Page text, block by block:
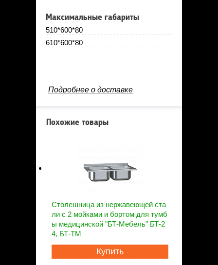
Максимальные габариты
510*600*80
610*600*80
Подробнее о доставке
Похожие товары
Столешница из нержавеющей ста
ли с 2 мойками и бортом для тумб
ы медицинской "БТ-Мебель" БТ-2
4, БТ-ТМ
Купить